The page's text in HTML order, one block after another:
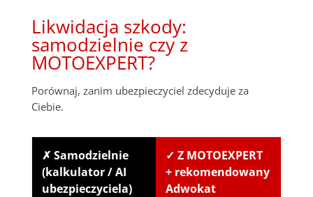
Likwidacja szkody:
samodzielnie czy z
MOTOEXPERT?
Porównaj, zanim ubezpieczyciel zdecyduje za
Ciebie.
✗ Samodzielnie
(kalkulator / AI
ubezpieczyciela)
✓ Z MOTOEXPERT
+ rekomendowany
Adwokat